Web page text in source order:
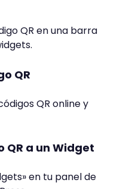
QR en una barra
QR
QR online y
QR a un Widget
en tu panel de